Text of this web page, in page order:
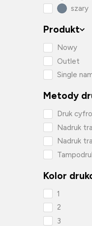
szary
Produkt
Nowy
Outlet
Single
Metody
Druk
Nadruk
Nadruk
Kolor
1
2
3